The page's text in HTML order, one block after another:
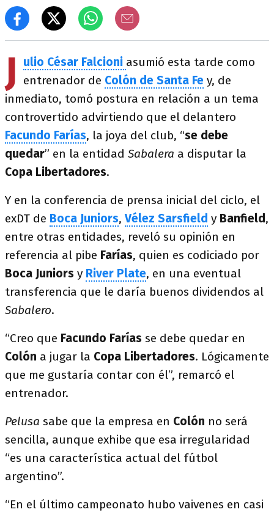
J ulio César Falcioni asumió esta tarde como
entrenador de Colón de Santa Fe y, de
inmediato, tomó postura en relación a un tema
controvertido advirtiendo que el delantero
Facundo Farías, la joya del club, “se debe
quedar” en la entidad Sabalera a disputar la
Copa Libertadores.
Y en la conferencia de prensa inicial del ciclo, el
exDT de Boca Juniors,Vélez Sarsfield y Banfield,
entre otras entidades, reveló su opinión en
referencia al pibe Farías, quien es codiciado por
Boca Juniors y River Plate, en una eventual
transferencia que le daría buenos dividendos al
Sabalero.
“Creo que Facundo Farías se debe quedar en
Colón a jugar la Copa Libertadores. Lógicamente
que me gustaría contar con él”, remarcó el
entrenador.
Pelusa sabe que la empresa en Colón no será
sencilla, aunque exhibe que esa irregularidad
“es una característica actual del fútbol
argentino”.
“En el último campeonato hubo vaivenes en casi